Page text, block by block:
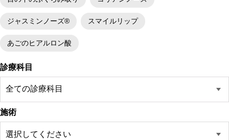
ジャスミンノーズ® スマイルリップ
あごのヒアルロン酸
診療科目
施術